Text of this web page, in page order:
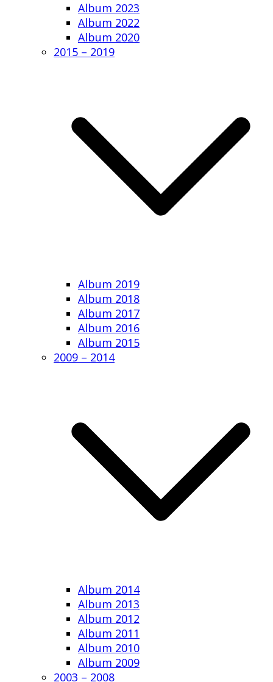
Album 2023
Album 2022
Album 2020
2015 – 2019
Album 2019
Album 2018
Album 2017
Album 2016
Album 2015
2009 – 2014
Album 2014
Album 2013
Album 2012
Album 2011
Album 2010
Album 2009
2003 – 2008